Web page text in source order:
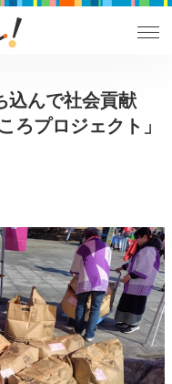
込んで社会貢献
ろプロジェクト」